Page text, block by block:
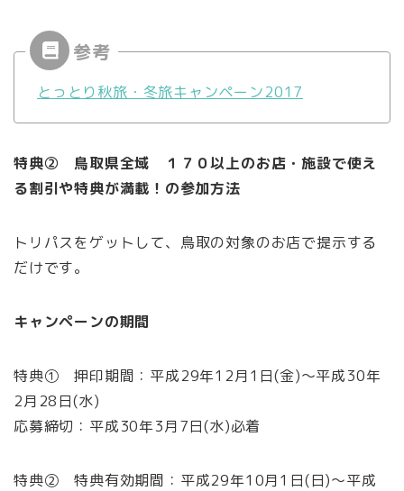
とっとり秋旅・冬旅キャンペーン2017
特典② 鳥取県全域 １７０以上のお店・施設で使え
る割引や特典が満載！の参加方法
トリパスをゲットして、鳥取の対象のお店で提示する
だけです。
キャンペーンの期間
特典① 押印期間：平成29年12月1日(金)～平成30年
2月28日(水)
応募締切：平成30年3月7日(水)必着
特典② 特典有効期間：平成29年10月1日(日)～平成